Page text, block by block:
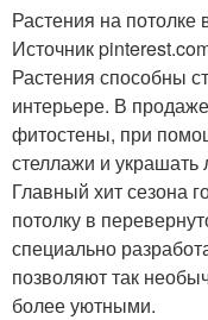
Растения на
Источник
Растения способны
интерьере. В
фитостены, при
стеллажи и
Главный хит сезона
потолку в
специально
позволяют так
более уютными.